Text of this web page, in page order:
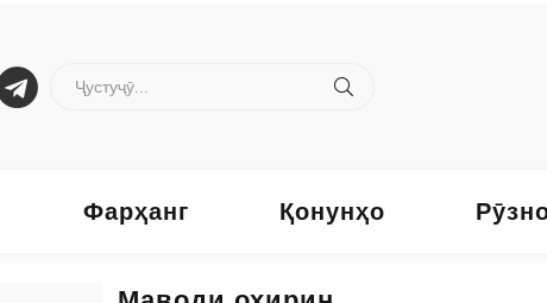
Фарҳанг Қонунҳо